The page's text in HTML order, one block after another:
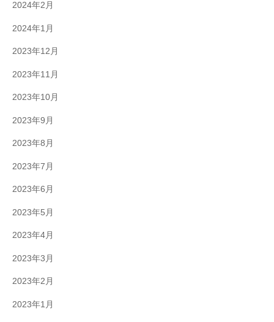
2024年2月
2024年1月
2023年12月
2023年11月
2023年10月
2023年9月
2023年8月
2023年7月
2023年6月
2023年5月
2023年4月
2023年3月
2023年2月
2023年1月